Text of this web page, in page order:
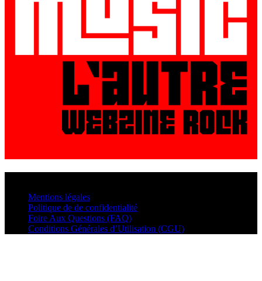
Mentions légales
Politique de de confidentialité
Foire Aux Questions (FAQ)
Conditions Générales d’Utilisation (CGU)